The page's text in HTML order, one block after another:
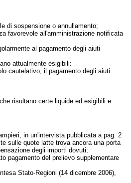
di sospensione o annullamento;
favorevole all'amministrazione notificata
al pagamento degli aiuti
attualmente esigibili:
cautelativo, il pagamento degli aiuti
risultano certe liquide ed esigibili e
in un'intervista pubblicata a pag. 2
sulle quote latte trova ancora una porta
degli importi dovuti;
pagamento del prelievo supplementare
Stato-Regioni (14 dicembre 2006),